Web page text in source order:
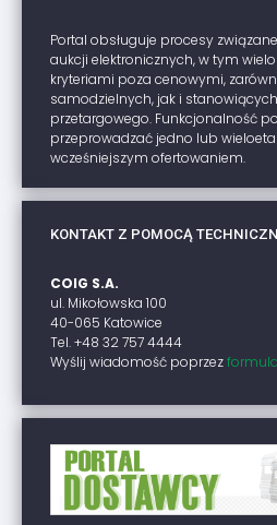
Portal obsługuje procesy
aukcji elektronicznych, w tym
kryteriami poza cenowymi,
samodzielnych, jak i
przetargowego. Funkcjonalność
przeprowadzać jedno lub
wcześniejszym ofertowaniem.
KONTAKT Z POMOCĄ
COIG S.A.
ul. Mikołowska 100
40-065 Katowice
Tel. +48 32 757 4444
Wyślij wiadomość poprzez